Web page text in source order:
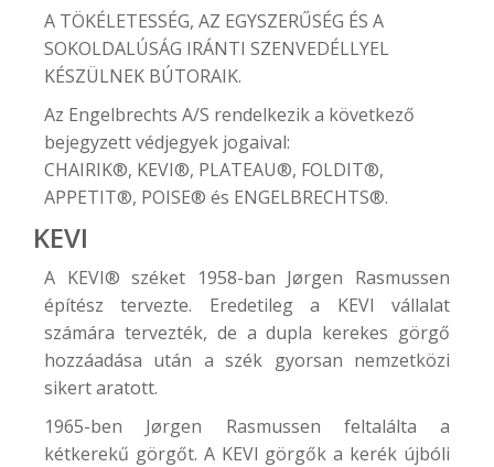
A TÖKÉLETESSÉG, AZ EGYSZERŰSÉG ÉS A
SOKOLDALÚSÁG IRÁNTI SZENVEDÉLLYEL
KÉSZÜLNEK BÚTORAIK.
Az Engelbrechts A/S rendelkezik a következő
bejegyzett védjegyek jogaival:
CHAIRIK®, KEVI®, PLATEAU®, FOLDIT®,
APPETIT®, POISE® és ENGELBRECHTS®.
KEVI
A KEVI® széket 1958-ban Jørgen Rasmussen
építész tervezte. Eredetileg a KEVI vállalat
számára tervezték, de a dupla kerekes görgő
hozzáadása után a szék gyorsan nemzetközi
sikert aratott.
1965-ben Jørgen Rasmussen feltalálta a
kétkerekű görgőt. A KEVI görgők a kerék újbóli